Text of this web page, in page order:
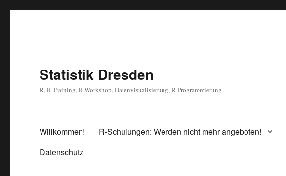
Statistik Dresden
R, R Training, R Workshop, Datenvisualisierung, R Programmierung
Willkommen! R-Schulungen: Werden nicht mehr angeboten!
Datenschutz